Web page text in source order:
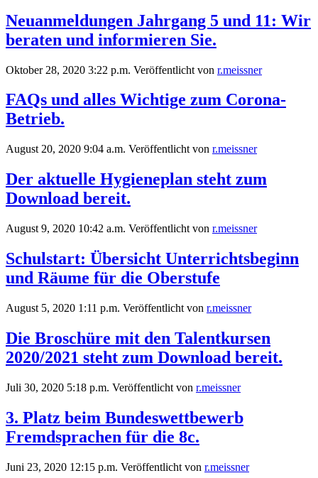
Neuanmeldungen Jahrgang 5 und 11: Wir
beraten und informieren Sie.
Oktober 28, 2020 3:22 p.m. Veröffentlicht von r.meissner
FAQs und alles Wichtige zum Corona-
Betrieb.
August 20, 2020 9:04 a.m. Veröffentlicht von r.meissner
Der aktuelle Hygieneplan steht zum
Download bereit.
August 9, 2020 10:42 a.m. Veröffentlicht von r.meissner
Schulstart: Übersicht Unterrichtsbeginn
und Räume für die Oberstufe
August 5, 2020 1:11 p.m. Veröffentlicht von r.meissner
Die Broschüre mit den Talentkursen
2020/2021 steht zum Download bereit.
Juli 30, 2020 5:18 p.m. Veröffentlicht von r.meissner
3. Platz beim Bundeswettbewerb
Fremdsprachen für die 8c.
Juni 23, 2020 12:15 p.m. Veröffentlicht von r.meissner